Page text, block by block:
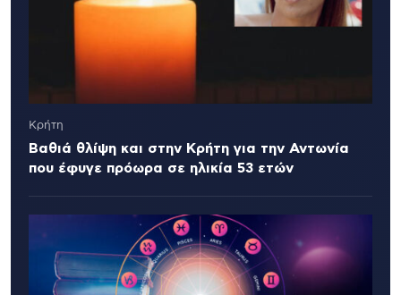
Κρήτη
Βαθιά θλίψη και στην Κρήτη για την Αντωνία
που έφυγε πρόωρα σε ηλικία 53 ετών